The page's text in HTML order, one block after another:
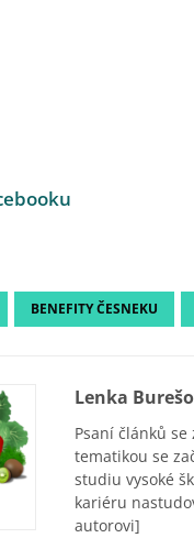
BENEFITY ČESNEKU
Lenka
Psaní článků
tematikou se
studiu vysoké
kariéru
autorovi]